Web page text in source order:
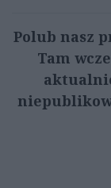
Polub nasz
Tam